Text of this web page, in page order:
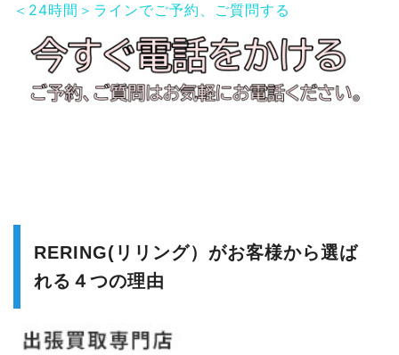
＜24時間＞ラインでご予約、ご質問する
RERING(リリング）がお客様から選ば
れる４つの理由